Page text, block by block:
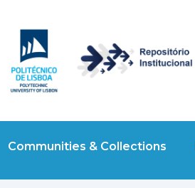
Communities & Collections